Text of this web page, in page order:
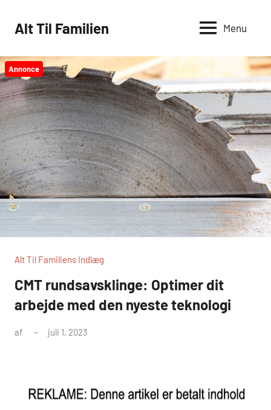
Alt Til Familien Menu
Annonce
Alt Til Familiens Indlæg
CMT rundsavsklinge: Optimer dit
arbejde med den nyeste teknologi
af juli 1, 2023